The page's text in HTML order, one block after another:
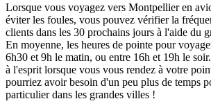
Lorsque vous voyagez vers Montpellier en
éviter les foules, vous pouvez vérifier la
clients dans les 30 prochains jours à l'aide du
En moyenne, les heures de pointe pour
6h30 et 9h le matin, ou entre 16h et 19h le
à l'esprit lorsque vous vous rendez à votre
pourriez avoir besoin d'un peu plus de temps
particulier dans les grandes villes !